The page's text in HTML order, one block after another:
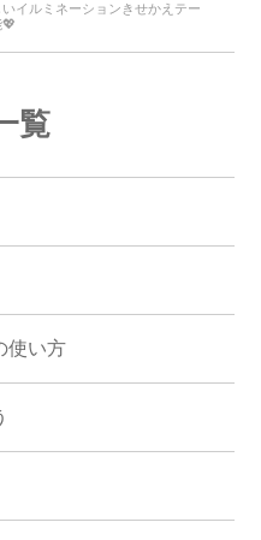
イルミネーションきせかえテー
覧
使い方